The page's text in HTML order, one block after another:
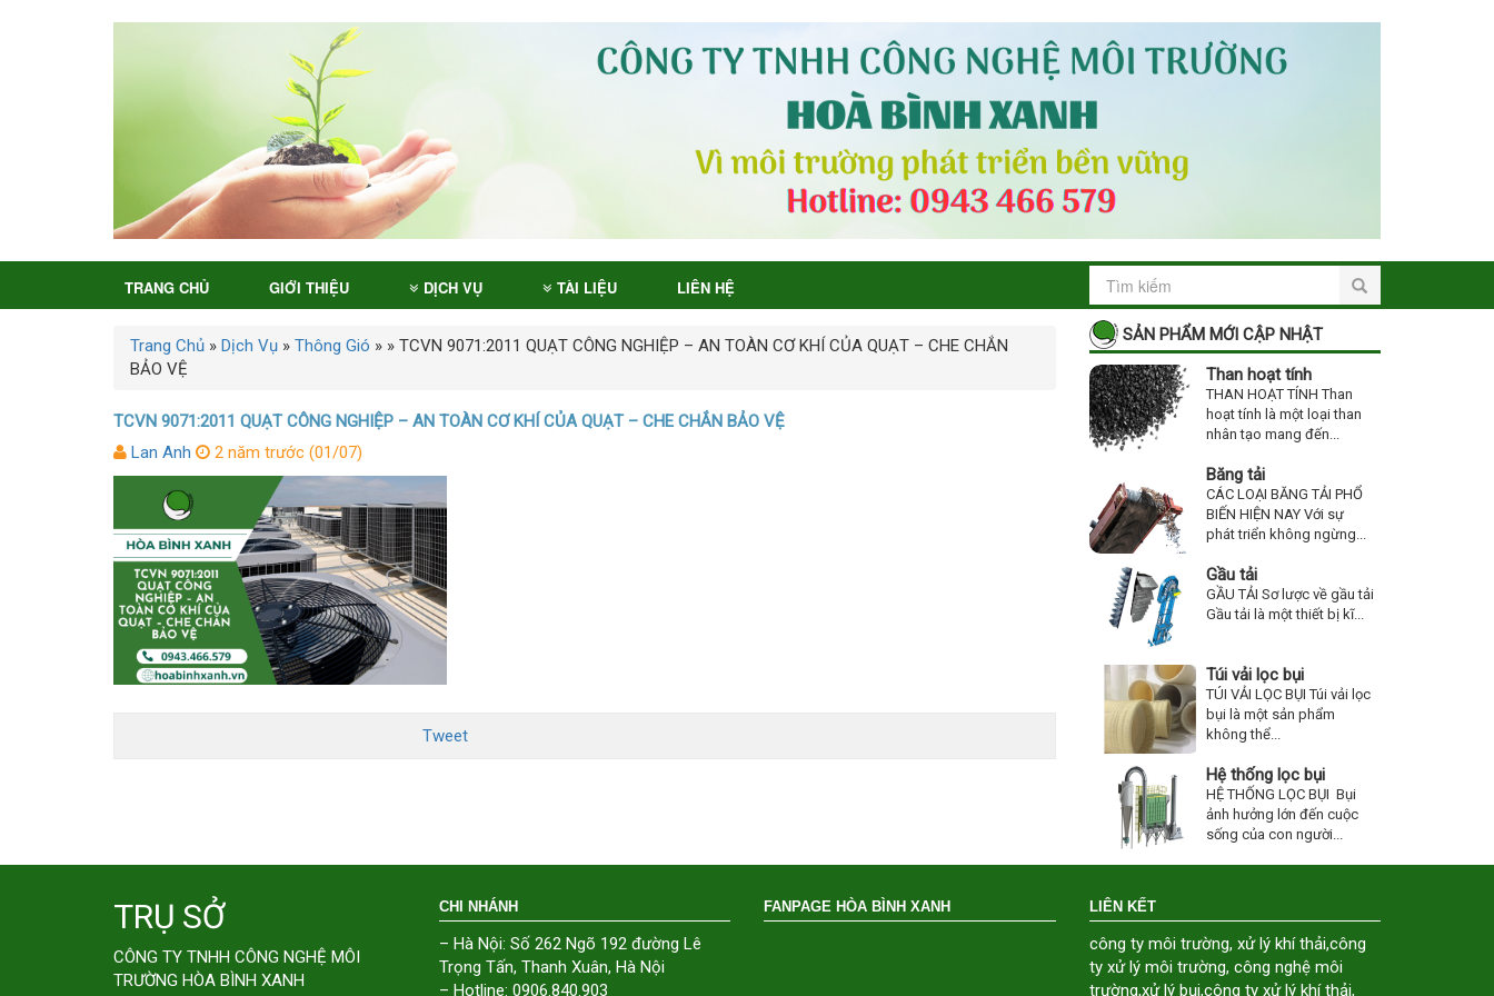
TRANG CHỦ GIỚI THIỆU DỊCH VỤ TÀI LIỆU LIÊN HỆ
Trang Chủ » Dịch Vụ » Thông Gió » » TCVN 9071:2011 QUẠT CÔNG NGHIỆP – AN TOÀN CƠ KHÍ CỦA QUẠT – CHE CHẮN
BẢO VỆ
TCVN 9071:2011 QUẠT CÔNG NGHIỆP – AN TOÀN CƠ KHÍ CỦA QUẠT – CHE CHẮN BẢO VỆ
Lan Anh
2 năm trước (01/07)
Tweet
SẢN PHẨM MỚI CẬP NHẬT
Than hoạt tính
THAN HOẠT TÍNH Than
hoạt tính là một loại than
nhân tạo mang đến...
Băng tải
CÁC LOẠI BĂNG TẢI PHỔ
BIẾN HIỆN NAY Với sự
phát triển không ngừng...
Gầu tải
GẦU TẢI Sơ lược về gầu tải
Gầu tải là một thiết bị kĩ...
Túi vải lọc bụi
TÚI VẢI LỌC BỤI Túi vải lọc
bụi là một sản phẩm
không thể...
Hệ thống lọc bụi
HỆ THỐNG LỌC BỤI Bụi
ảnh hưởng lớn đến cuộc
sống của con người...
TRỤ SỞ
CÔNG TY TNHH CÔNG NGHỆ MÔI
TRƯỜNG HÒA BÌNH XANH
CHI NHÁNH
– Hà Nội: Số 262 Ngõ 192 đường Lê
Trọng Tấn, Thanh Xuân, Hà Nội
– Hotline: 0906.840.903
FANPAGE HÒA BÌNH XANH LIÊN KẾT
công ty môi trường, xử lý khí thải,công
ty xử lý môi trường, công nghệ môi
trường,xử lý bụi,công ty xử lý khí thải,